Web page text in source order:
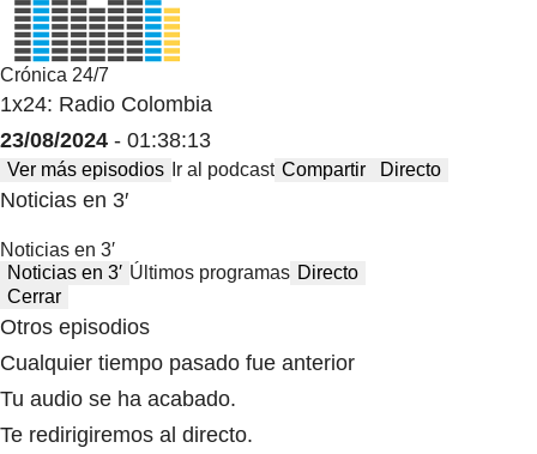
Crónica 24/7
1x24: Radio Colombia
23/08/2024 - 01:38:13
Ver más episodios Ir al podcast Compartir Directo
Noticias en 3′
Noticias en 3′
Noticias en 3′ Últimos programas Directo
Cerrar
Otros episodios
Cualquier tiempo pasado fue anterior
Tu audio se ha acabado.
Te redirigiremos al directo.